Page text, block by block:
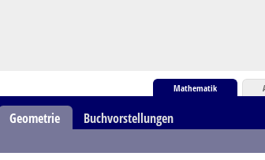
Mathematik
Geometrie Buchvorstellungen